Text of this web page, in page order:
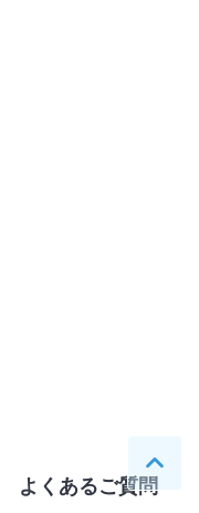
ペー
よくあるご質問